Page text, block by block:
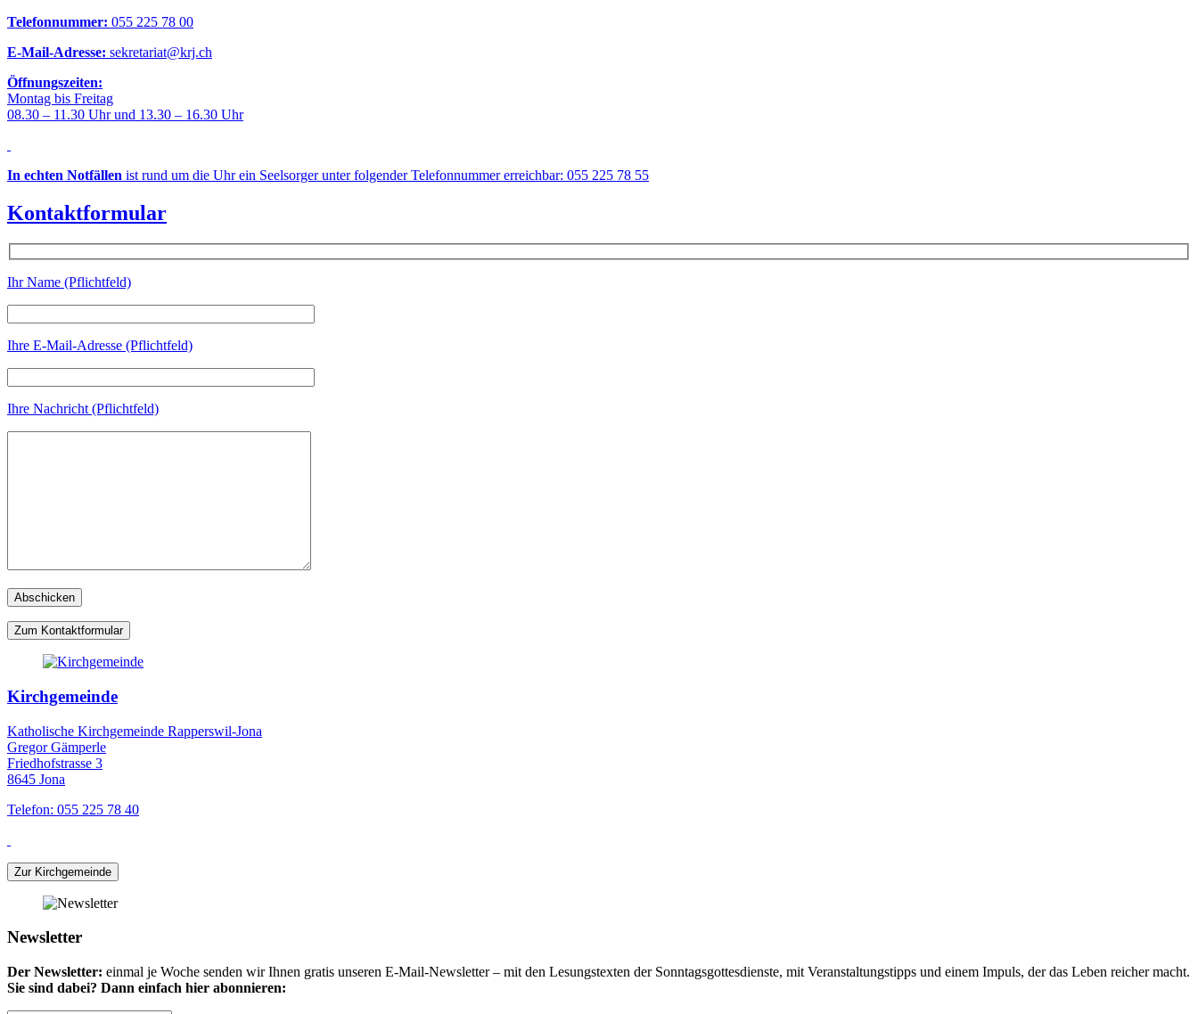
Telefonnummer: 055 225 78 00
E-Mail-Adresse: sekretariat@krj.ch
Öffnungszeiten:
Montag bis Freitag
08.30 – 11.30 Uhr und 13.30 – 16.30 Uhr
In echten Notfällen ist rund um die Uhr ein Seelsorger unter folgender Telefonnummer erreichbar: 055 225 78 55
Kontaktformular
Ihr Name (Pflichtfeld)
Ihre E-Mail-Adresse (Pflichtfeld)
Ihre Nachricht (Pflichtfeld)
Zum Kontaktformular
Kirchgemeinde
Katholische Kirchgemeinde Rapperswil-Jona
Gregor Gämperle
Friedhofstrasse 3
8645 Jona
Telefon: 055 225 78 40
Zur Kirchgemeinde
Newsletter
Der Newsletter: einmal je Woche senden wir Ihnen gratis unseren E-Mail-Newsletter – mit den Lesungstexten der Sonntagsgottesdienste, mit Veranstaltungstipps und einem Impuls, der das Leben reicher macht.
Sie sind dabei? Dann einfach hier abonnieren: